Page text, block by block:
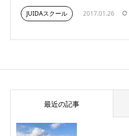
JUIDAスクール 2017.01.26
最近の記事